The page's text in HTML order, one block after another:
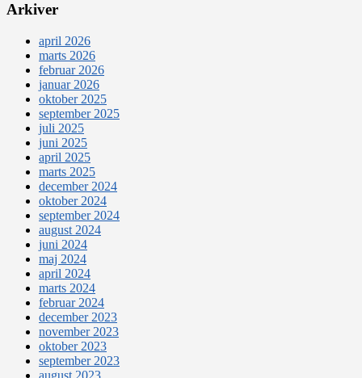
Arkiver
april 2026
marts 2026
februar 2026
januar 2026
oktober 2025
september 2025
juli 2025
juni 2025
april 2025
marts 2025
december 2024
oktober 2024
september 2024
august 2024
juni 2024
maj 2024
april 2024
marts 2024
februar 2024
december 2023
november 2023
oktober 2023
september 2023
august 2023